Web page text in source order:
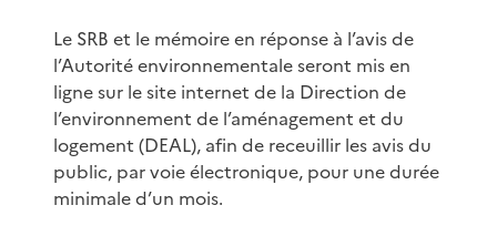
Le SRB et le mémoire en réponse à l’avis de
l’Autorité environnementale seront mis en
ligne sur le site internet de la Direction de
l’environnement de l’aménagement et du
logement (DEAL), afin de receuillir les avis du
public, par voie électronique, pour une durée
minimale d’un mois.